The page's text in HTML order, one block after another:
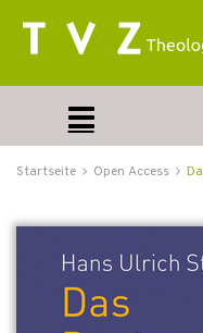
Startseite Open Access